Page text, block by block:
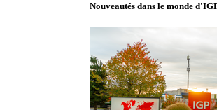
Nouveautés dans le monde